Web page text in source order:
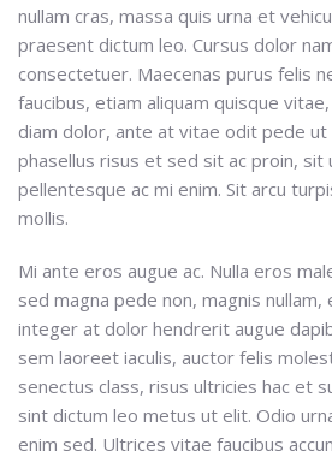
nullam cras, massa quis urna et
praesent dictum leo. Cursus dolor
consectetuer. Maecenas purus felis
faucibus, etiam aliquam quisque
diam dolor, ante at vitae odit pede ut
phasellus risus et sed sit ac proin,
pellentesque ac mi enim. Sit arcu
mollis.
Mi ante eros augue ac. Nulla eros
sed magna pede non, magnis nullam,
integer at dolor hendrerit augue
sem laoreet iaculis, auctor felis
senectus class, risus ultricies hac et
sint dictum leo metus ut elit. Odio
enim sed. Ultrices vitae faucibus